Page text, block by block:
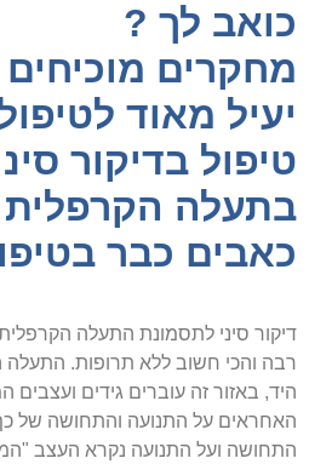
כואב לך ?
מחקרים מוכיחים
יעיל מאוד
טיפול בדיקור
בתעלה הקרפלית
כאבים כבר
דיקור סיני לתסמונת התעלה
רבה והכי חשוב ללא תרופות.
היד, באזור זה עוברים גידים ועצבים
האחראים על התנועה והתחושה של
התחושה ועל התנועה נקרא העצב